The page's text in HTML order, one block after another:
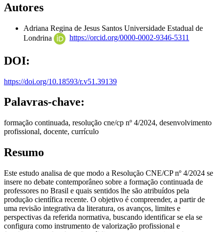
Autores
Adriana Regina de Jesus Santos Universidade Estadual de
Londrina
https://orcid.org/0000-0002-9346-5311
DOI:
https://doi.org/10.18593/r.v51.39139
Palavras-chave:
formação continuada, resolução cne/cp nº 4/2024, desenvolvimento
profissional, docente, currículo
Resumo
Este estudo analisa de que modo a Resolução CNE/CP nº 4/2024 se
insere no debate contemporâneo sobre a formação continuada de
professores no Brasil e quais sentidos lhe são atribuídos pela
produção científica recente. O objetivo é compreender, a partir de
uma revisão integrativa da literatura, os avanços, limites e
perspectivas da referida normativa, buscando identificar se ela se
configura como instrumento de valorização profissional e